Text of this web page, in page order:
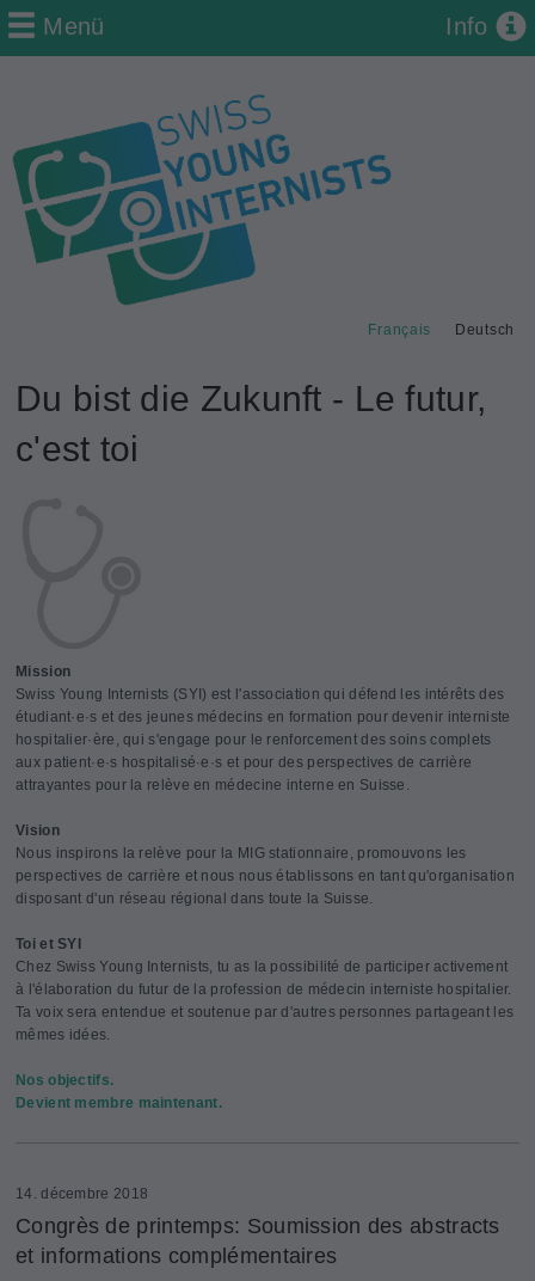
Deutsch
Français
Menü Info
Du bist die Zukunft - Le futur,
c'est toi
Mission
Swiss Young Internists (SYI) est l'association qui défend les intérêts des
étudiant·e·s et des jeunes médecins en formation pour devenir interniste
hospitalier·ère, qui s'engage pour le renforcement des soins complets
aux patient·e·s hospitalisé·e·s et pour des perspectives de carrière
attrayantes pour la relève en médecine interne en Suisse.
Vision
Nous inspirons la relève pour la MIG stationnaire, promouvons les
perspectives de carrière et nous nous établissons en tant qu'organisation
disposant d'un réseau régional dans toute la Suisse.
Toi et SYI
Chez Swiss Young Internists, tu as la possibilité de participer activement
à l'élaboration du futur de la profession de médecin interniste hospitalier.
Ta voix sera entendue et soutenue par d'autres personnes partageant les
mêmes idées.
Nos objectifs.
Devient membre maintenant.
14. décembre 2018
Congrès de printemps: Soumission des abstracts
et informations complémentaires